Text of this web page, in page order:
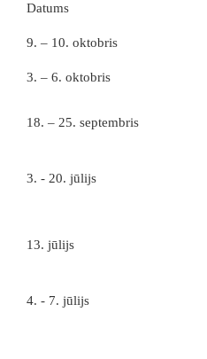
Datums
9. – 10. oktobris
3. – 6. oktobris
18. – 25. septembris
3. - 20. jūlijs
13. jūlijs
4. - 7. jūlijs